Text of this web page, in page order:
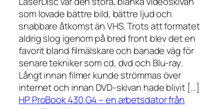
som lovade bättre bild, bättre ljud och
snabbare åtkomst än VHS. Trots att formatet
aldrig slog igenom på bred front blev det en
favorit bland filmälskare och banade väg för
senare tekniker som cd, dvd och Blu-ray.
Långt innan filmer kunde strömmas över
internet och innan DVD-skivan hade blivit […]
HP ProBook 430 G4 – en arbetsdator från